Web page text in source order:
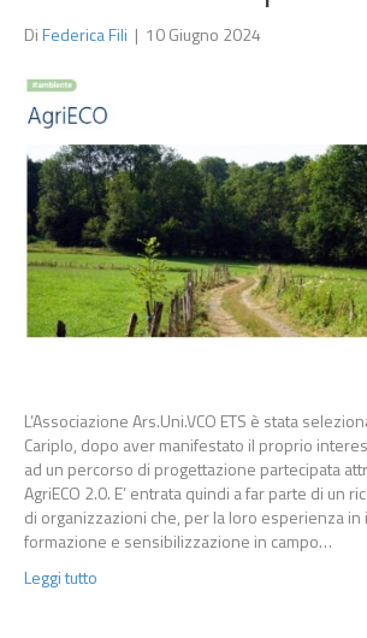
DiFederica Fili | 10 Giugno 2024
L’Associazione Ars.Uni.VCO ETS è stata
Cariplo, dopo aver manifestato il proprio
ad un percorso di progettazione partecipata
AgriECO 2.0. E’ entrata quindi a far parte di un
di organizzazioni che, per la loro esperienza in
formazione e sensibilizzazione in campo…
Leggi tutto